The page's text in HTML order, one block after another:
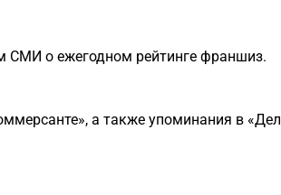
СМИ о ежегодном рейтинге франшиз.
а также упоминания в